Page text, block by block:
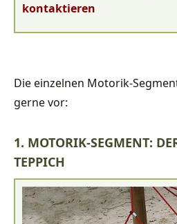
kontaktieren
Die einzelnen Motorik-
gerne vor:
1. MOTORIK-SEGMENT:
TEPPICH